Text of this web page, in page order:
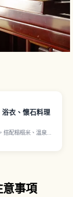
浴衣、懷石料理
搭配榻榻米、溫泉、
二食方案。飯店則
事項